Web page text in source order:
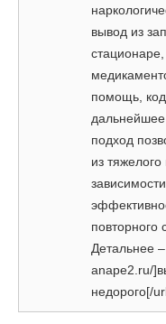
вывод из
стационаре,
помощь,
подход
из
повторного
Детальнее
anape2.ru/
недорого[/